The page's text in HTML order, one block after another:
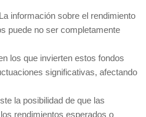
La información sobre el rendimiento
puede no ser completamente
los que invierten estos fondos
significativas, afectando
la posibilidad de que las
rendimientos esperados o